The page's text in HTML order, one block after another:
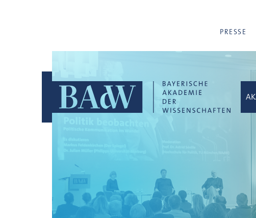
PRESSE